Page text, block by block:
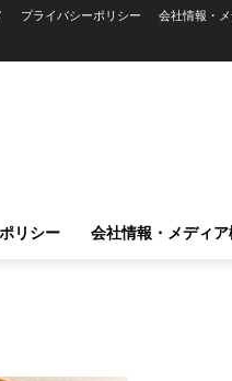
プライバシーポリシー 会社情報・
リシー 会社情報・メディ